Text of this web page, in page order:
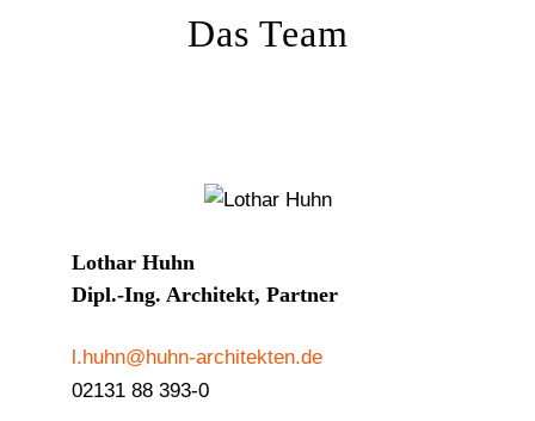
Das Team
Lothar Huhn
Dipl.-Ing. Architekt, Partner
l.huhn@huhn-architekten.de
02131 88 393-0